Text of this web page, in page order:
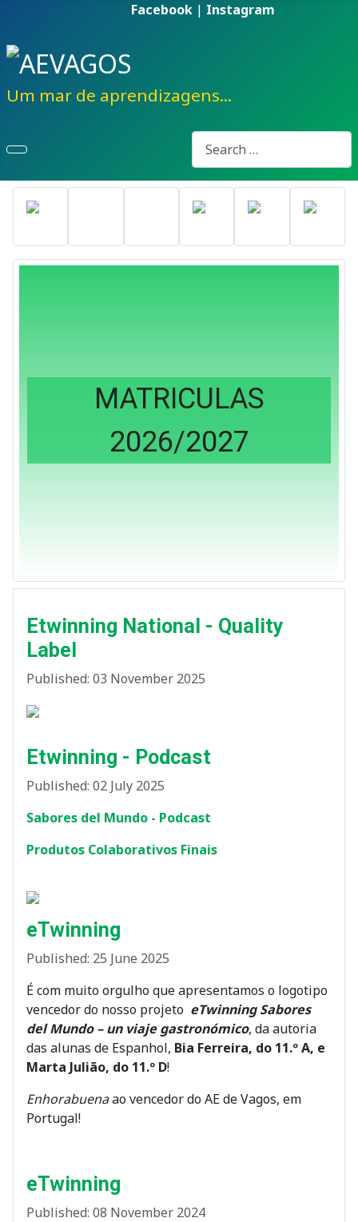
Facebook | Instagram
Um mar de aprendizagens...
Pesquisa
Type 2 or more characters
MATRICULAS
2026/2027
Etwinning National - Quality
Label
Published: 03 November 2025
Etwinning - Podcast
Published: 02 July 2025
Sabores del Mundo - Podcast
Produtos Colaborativos Finais
eTwinning
Published: 25 June 2025
É com muito orgulho que apresentamos o logotipo
vencedor do nosso projeto eTwinning Sabores
del Mundo – un viaje gastronómico, da autoria
das alunas de Espanhol, Bia Ferreira, do 11.º A, e
Marta Julião, do 11.º D!
Enhorabuenaao vencedor do AE de Vagos, em
Portugal!
eTwinning
Published: 08 November 2024